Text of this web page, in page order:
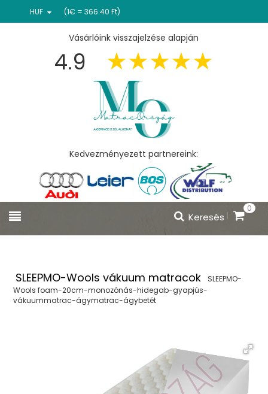
HUF (1€ = 366.40 Ft)
Vásárlóink visszajelzése alapján
4.9
Kedvezményezett partnereink:
0
Keresés
SLEEPMO-Wools vákuum matracok
SLEEPMO-
Wools foam-20cm-monozónás-hidegab-gyapjús-
vákuummatrac-ágymatrac-ágybetét